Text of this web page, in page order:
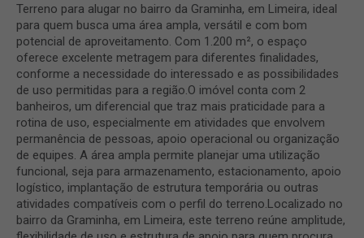
Terreno para alugar no bairro da Graminha, em Limeira, ideal
para quem busca uma área ampla, versátil e com bom
potencial de aproveitamento. Com 1.200 m², o espaço
oferece excelente metragem para diferentes finalidades,
conforme a necessidade do interessado e as possibilidades
de uso permitidas para a região.O imóvel conta com 2
banheiros, um diferencial que traz mais praticidade para a
rotina de uso, especialmente em atividades que envolvem
permanência de pessoas, apoio operacional ou organização
de equipes. A área ampla permite planejar uma utilização
funcional, seja para armazenamento, estacionamento, apoio
logístico, implantação de estrutura temporária ou outras
atividades compatíveis com o perfil do terreno.Localizado no
bairro da Graminha, em Limeira, este terreno reúne amplitude,